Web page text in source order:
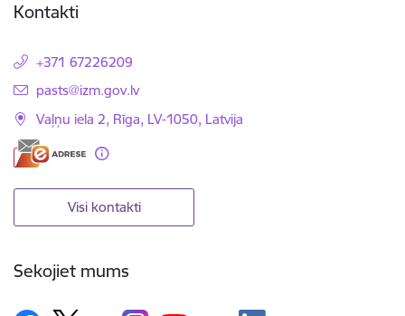
Kontakti
+371 67226209
E-pasts:
pasts@izm.gov.lv
Vaļņu iela 2, Rīga, LV-1050, Latvija
Visi kontakti
Sekojiet mums